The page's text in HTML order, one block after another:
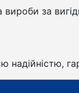
вироби за
надійністю,